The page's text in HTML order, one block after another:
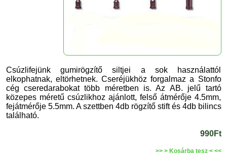
Csúzlifejünk gumirögzítő siltjei a sok használattól
elkophatnak, eltörhetnek. Cseréjükhöz forgalmaz a Stonfo
cég cseredarabokat több méretben is. Az AB. jelű tartó
közepes méretű csúzlikhoz ajánlott, felső átmérője 4.5mm,
fejátmérője 5.5mm. A szettben 4db rögzítő stift és 4db bilincs
található.
990Ft
>> > Kosárba tesz < <<